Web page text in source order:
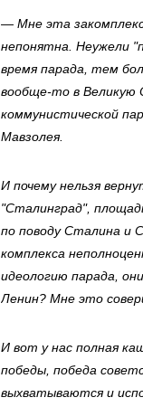
— Мне эта
непонятна. Неужели
время парада, тем
вообще-то в Великую
коммунистической
Мавзолея.
И почему нельзя
"Сталинград",
по поводу Сталина и
комплекса
идеологию парада,
Ленин? Мне это
И вот у нас полная
победы, победа
выхватываются и